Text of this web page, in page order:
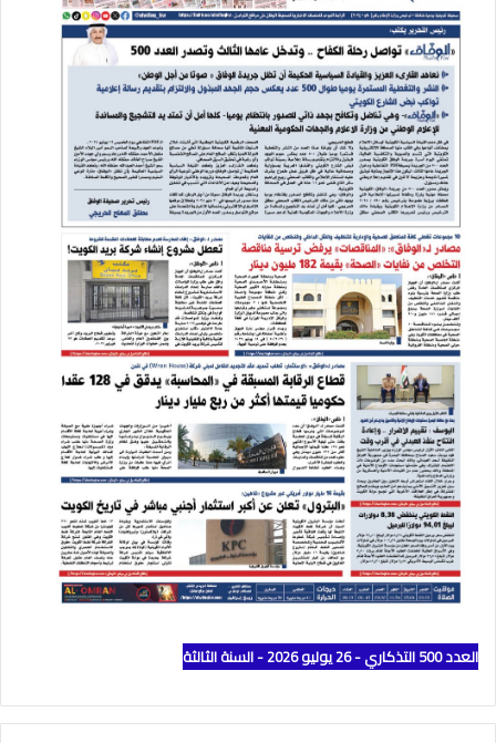
العدد 500 التذكاري - 26 يوليو 2026 - السنة الثالثة